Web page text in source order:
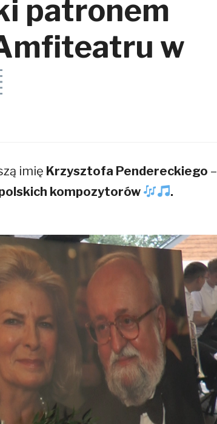
payback i pokonanie przewagi kasyna.
patronem
w
imię Krzysztofa Pendereckiego –
kompozytorów .